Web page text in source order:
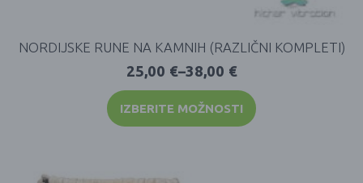
NORDIJSKE RUNE NA KAMNIH (RAZLIČNI KOMPLETI)
25,00 €–38,00 €
IZBERITE MOŽNOSTI